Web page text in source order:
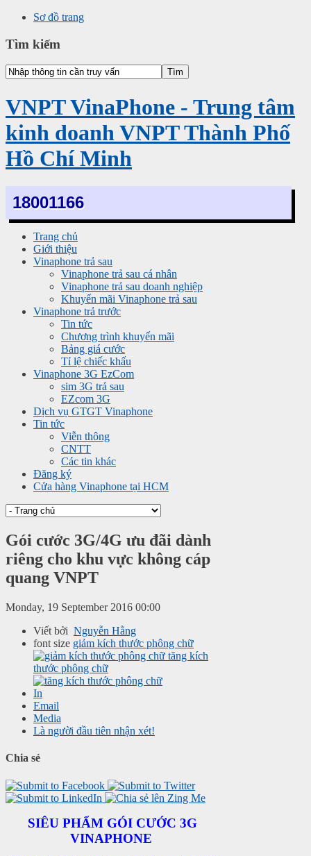
Sơ đồ trang
Tìm kiếm
VNPT VinaPhone - Trung tâm
kinh doanh VNPT Thành Phố
Hồ Chí Minh
18001166
Trang chủ
Giới thiệu
Vinaphone trả sau
Vinaphone trả sau cá nhân
Vinaphone trả sau doanh nghiệp
Khuyến mãi Vinaphone trả sau
Vinaphone trả trước
Tin tức
Chương trình khuyến mãi
Bảng giá cước
Tỉ lệ chiếc khấu
Vinaphone 3G EzCom
sim 3G trả sau
EZcom 3G
Dịch vụ GTGT Vinaphone
Tin tức
Viễn thông
CNTT
Các tin khác
Đăng ký
Cửa hàng Vinaphone tại HCM
Gói cước 3G/4G ưu đãi dành
riêng cho khu vực không cáp
quang VNPT
Monday, 19 September 2016 00:00
Viết bởi Nguyễn Hằng
font size giảm kích thước phông chữ
tăng kích
thước phông chữ
In
Email
Media
Là người đầu tiên nhận xét!
Chia sẻ
SIÊU PHẨM GÓI CƯỚC 3G
VINAPHONE